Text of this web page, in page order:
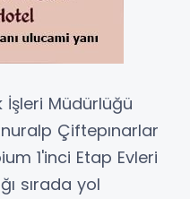
İşleri Müdürlüğü
Çiftepınarlar
1'inci Etap Evleri
sırada yol